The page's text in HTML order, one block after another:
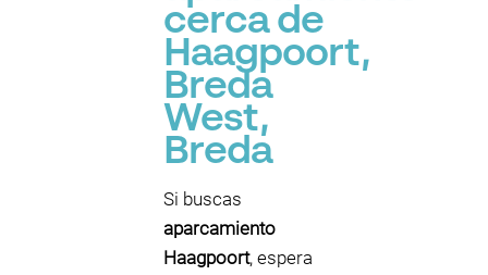
cerca de
Haagpoort,
Breda
West,
Breda
Si buscas
aparcamiento
Haagpoort, espera